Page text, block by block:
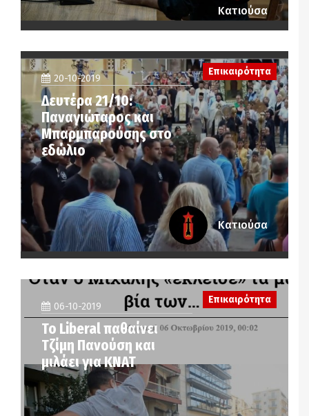
Κατιούσα
20-10-2019
Δευτέρα 21/10:
Παναγιώταρος και
Μπαρμπαρούσης στο
εδώλιο
Επικαιρότητα
Κατιούσα
06-10-2019
Το Liberal παθαίνει
Τζίμη Πανούση και
μιλάει για ΚΝΑΤ
Επικαιρότητα